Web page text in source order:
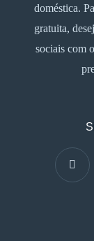
doméstica.
gratuita,
sociais com